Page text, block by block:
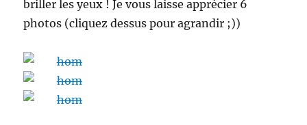
briller les yeux ! Je vous laisse apprécier 6
photos (cliquez dessus pour agrandir ;))